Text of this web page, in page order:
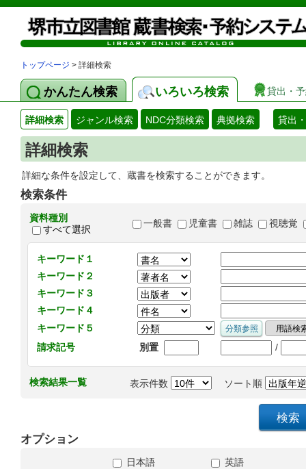
トップページ > 詳細検索
かんたん検索 いろいろ検索 貸出・
詳細検索 ジャンル検索 NDC分類検索 典拠検索 貸出
詳細検索
詳細な条件を設定して、蔵書を検索することができます。
検索条件
資料種別
すべて選択
一般書 児童書 雑誌 視聴覚
キーワード１
キーワード２
キーワード３
キーワード４
キーワード５
請求記号
別置 /
検索結果一覧 表示件数 ソート順
オプション
日本語
英語